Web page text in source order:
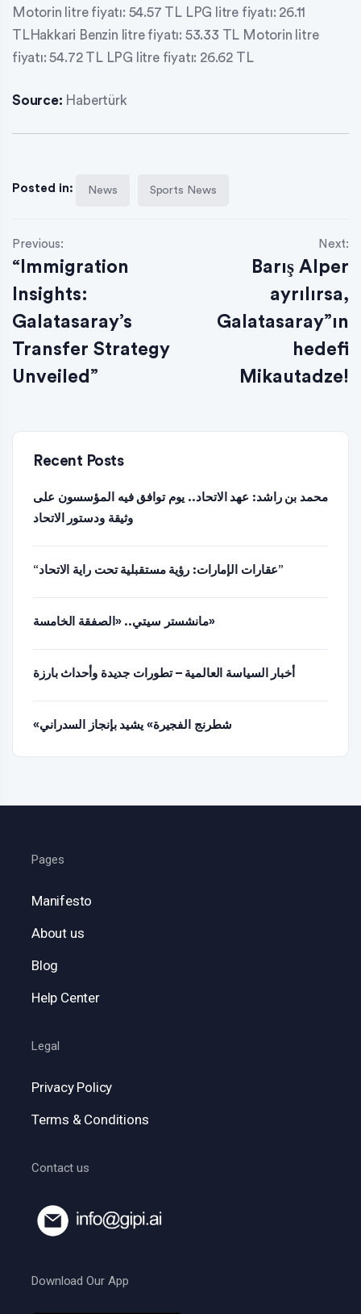
Motorin litre fiyatı: 54.57 TL LPG litre fiyatı: 26.11
TLHakkari Benzin litre fiyatı: 53.33 TL Motorin litre
fiyatı: 54.72 TL LPG litre fiyatı: 26.62 TL
Source: Habertürk
Posted in: News Sports News
Previous:
“Immigration
Insights:
Galatasaray’s
Transfer Strategy
Unveiled”
Next:
Barış Alper
ayrılırsa,
Galatasaray”ın
hedefi
Mikautadze!
Recent Posts
محمد بن راشد: عهد الاتحاد.. يوم توافق فيه المؤسسون على
وثيقة ودستور الاتحاد
“عقارات الإمارات: رؤية مستقبلية تحت راية الاتحاد”
مانشستر سيتي.. «الصفقة الخامسة»
أخبار السياسة العالمية – تطورات جديدة وأحداث بارزة
«شطرنج الفجيرة» يشيد بإنجاز السدراني
Pages
Manifesto
About us
Blog
Help Center
Legal
Privacy Policy
Terms & Conditions
Contact us
Download Our App